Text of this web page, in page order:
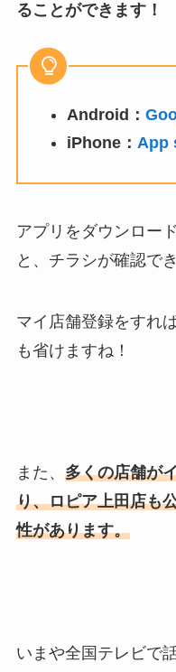
ることができます！
Android：
iPhone： App
アプリをダウンロー
と、チラシが確認で
マイ店舗登録をすれ
も省けますね！
また、 多くの店舗が
り、ロピア上田店も
性があります。
いまや全国テレビで